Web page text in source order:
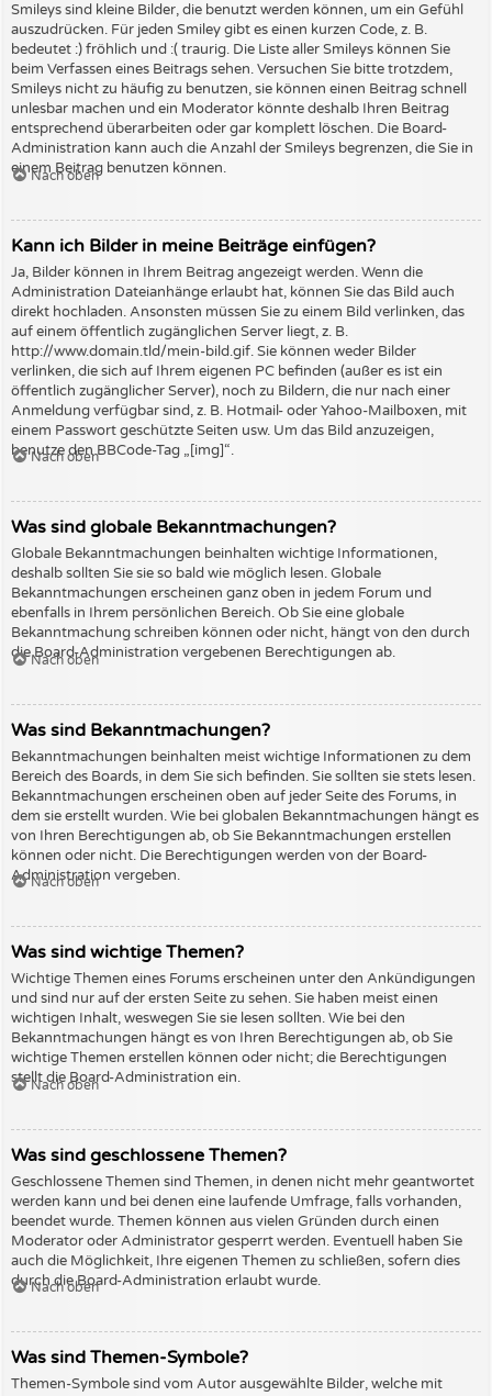
Smileys sind kleine Bilder, die benutzt werden können, um ein Gefühl
auszudrücken. Für jeden Smiley gibt es einen kurzen Code, z. B.
bedeutet :) fröhlich und :( traurig. Die Liste aller Smileys können Sie
beim Verfassen eines Beitrags sehen. Versuchen Sie bitte trotzdem,
Smileys nicht zu häufig zu benutzen, sie können einen Beitrag schnell
unlesbar machen und ein Moderator könnte deshalb Ihren Beitrag
entsprechend überarbeiten oder gar komplett löschen. Die Board-
Administration kann auch die Anzahl der Smileys begrenzen, die Sie in
einem Beitrag benutzen können.
Nach oben
Kann ich Bilder in meine Beiträge einfügen?
Ja, Bilder können in Ihrem Beitrag angezeigt werden. Wenn die
Administration Dateianhänge erlaubt hat, können Sie das Bild auch
direkt hochladen. Ansonsten müssen Sie zu einem Bild verlinken, das
auf einem öffentlich zugänglichen Server liegt, z. B.
http://www.domain.tld/mein-bild.gif. Sie können weder Bilder
verlinken, die sich auf Ihrem eigenen PC befinden (außer es ist ein
öffentlich zugänglicher Server), noch zu Bildern, die nur nach einer
Anmeldung verfügbar sind, z. B. Hotmail- oder Yahoo-Mailboxen, mit
einem Passwort geschützte Seiten usw. Um das Bild anzuzeigen,
benutze den BBCode-Tag „[img]“.
Nach oben
Was sind globale Bekanntmachungen?
Globale Bekanntmachungen beinhalten wichtige Informationen,
deshalb sollten Sie sie so bald wie möglich lesen. Globale
Bekanntmachungen erscheinen ganz oben in jedem Forum und
ebenfalls in Ihrem persönlichen Bereich. Ob Sie eine globale
Bekanntmachung schreiben können oder nicht, hängt von den durch
die Board-Administration vergebenen Berechtigungen ab.
Nach oben
Was sind Bekanntmachungen?
Bekanntmachungen beinhalten meist wichtige Informationen zu dem
Bereich des Boards, in dem Sie sich befinden. Sie sollten sie stets lesen.
Bekanntmachungen erscheinen oben auf jeder Seite des Forums, in
dem sie erstellt wurden. Wie bei globalen Bekanntmachungen hängt es
von Ihren Berechtigungen ab, ob Sie Bekanntmachungen erstellen
können oder nicht. Die Berechtigungen werden von der Board-
Administration vergeben.
Nach oben
Was sind wichtige Themen?
Wichtige Themen eines Forums erscheinen unter den Ankündigungen
und sind nur auf der ersten Seite zu sehen. Sie haben meist einen
wichtigen Inhalt, weswegen Sie sie lesen sollten. Wie bei den
Bekanntmachungen hängt es von Ihren Berechtigungen ab, ob Sie
wichtige Themen erstellen können oder nicht; die Berechtigungen
stellt die Board-Administration ein.
Nach oben
Was sind geschlossene Themen?
Geschlossene Themen sind Themen, in denen nicht mehr geantwortet
werden kann und bei denen eine laufende Umfrage, falls vorhanden,
beendet wurde. Themen können aus vielen Gründen durch einen
Moderator oder Administrator gesperrt werden. Eventuell haben Sie
auch die Möglichkeit, Ihre eigenen Themen zu schließen, sofern dies
durch die Board-Administration erlaubt wurde.
Nach oben
Was sind Themen-Symbole?
Themen-Symbole sind vom Autor ausgewählte Bilder, welche mit